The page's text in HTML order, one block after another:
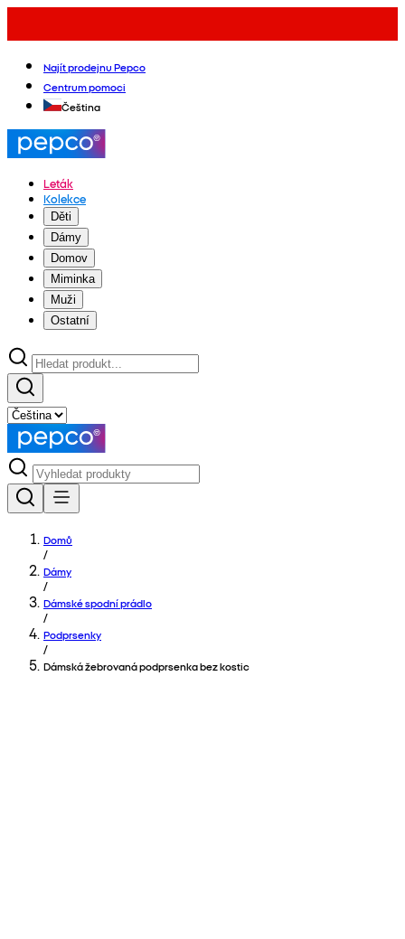
Najít prodejnu Pepco
Centrum pomoci
Čeština
Leták
Kolekce
Děti
Dámy
Domov
Miminka
Muži
Ostatní
Domů
/
Dámy
/
Dámské spodní prádlo
/
Podprsenky
/
Dámská žebrovaná podprsenka bez kostic